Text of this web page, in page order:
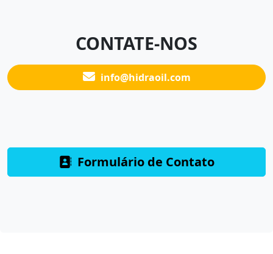
CONTATE-NOS
info@hidraoil.com
Formulário de Contato